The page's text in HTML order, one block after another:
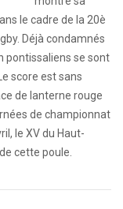
le cadre de la 20è
Déjà condamnés
pontissaliens se sont
score est sans
de lanterne rouge
de championnat
le XV du Haut-
cette poule.